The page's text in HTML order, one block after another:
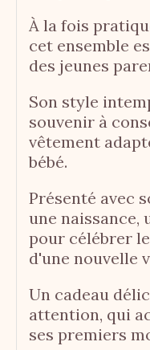
À la fois
cet ensemble
des jeunes
Son style
souvenir à
vêtement
bébé.
Présenté avec
une naissance,
pour célébrer
d'une nouvelle
Un cadeau
attention, qui
ses premiers